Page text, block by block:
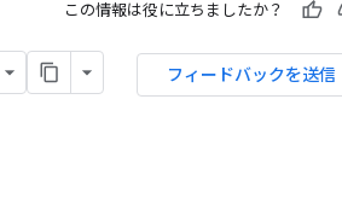
この情報は役に立ちましたか？
フィードバックを送信